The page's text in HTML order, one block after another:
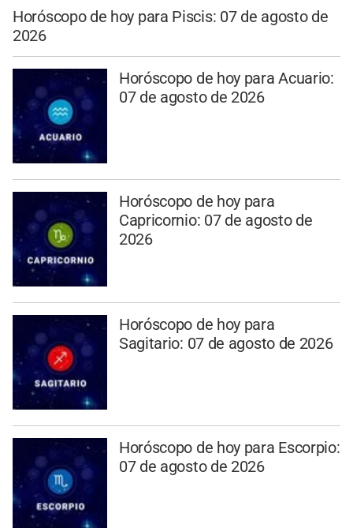
Horóscopo de hoy para Piscis: 07 de agosto de
2026
Horóscopo de hoy para Acuario:
07 de agosto de 2026
Horóscopo de hoy para
Capricornio: 07 de agosto de
2026
Horóscopo de hoy para
Sagitario: 07 de agosto de 2026
Horóscopo de hoy para Escorpio:
07 de agosto de 2026